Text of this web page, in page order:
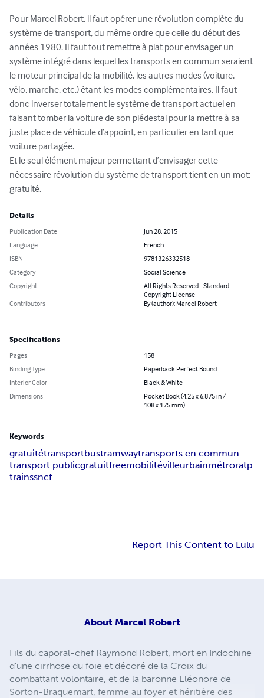
Pour Marcel Robert, il faut opérer une révolution complète du
système de transport, du même ordre que celle du début des
années 1980. Il faut tout remettre à plat pour envisager un
système intégré dans lequel les transports en commun seraient
le moteur principal de la mobilité, les autres modes (voiture,
vélo, marche, etc.) étant les modes complémentaires. Il faut
donc inverser totalement le système de transport actuel en
faisant tomber la voiture de son piédestal pour la mettre à sa
juste place de véhicule d’appoint, en particulier en tant que
voiture partagée.
Et le seul élément majeur permettant d’envisager cette
nécessaire révolution du système de transport tient en un mot:
gratuité.
Details
Publication Date
Jun 28, 2015
Language
French
ISBN
9781326332518
Category
Social Science
Copyright
All Rights Reserved - Standard
Copyright License
Contributors
By (author): Marcel Robert
Specifications
Pages
158
Binding Type
Paperback Perfect Bound
Interior Color
Black & White
Dimensions
Pocket Book (4.25 x 6.875 in /
108 x 175 mm)
Keywords
gratuitétransportbustramwaytransports en commun
transport publicgratuitfreemobilitévilleurbainmétroratp
trainssncf
Report This Content to Lulu
About Marcel Robert
Fils du caporal-chef Raymond Robert, mort en Indochine
d’une cirrhose du foie et décoré de la Croix du
combattant volontaire, et de la baronne Eléonore de
Sorton-Braquemart, femme au foyer et héritière des